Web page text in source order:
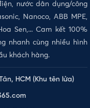
nước dân dụng/công
Nanoco, ABB MPE,
Sen,... Cam kết 100%
nhanh cùng nhiều hình
khách hàng.
HCM (Khu tên lửa)